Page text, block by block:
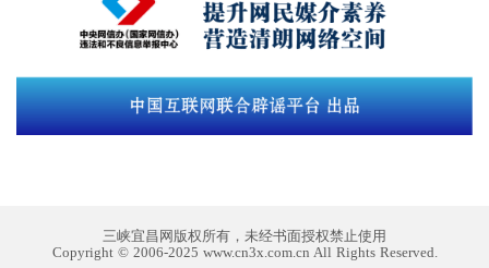
三峡宜昌网版权所有，未经书面授权禁止使用
Copyright © 2006-2025 www.cn3x.com.cn All Rights Reserved.